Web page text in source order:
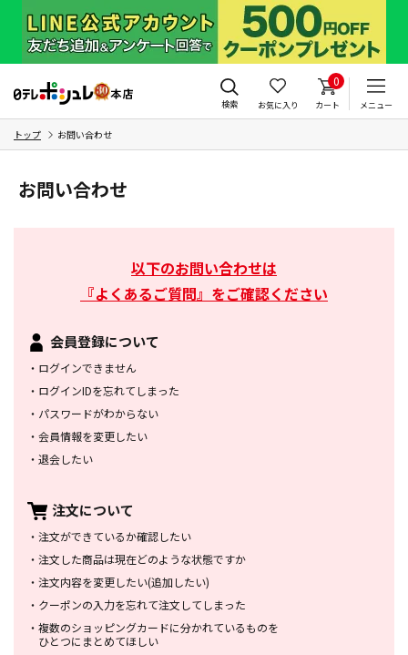
検索 お気に入り
0
カート メニュー
トップ お問い合わせ
お問い合わせ
以下のお問い合わせは
『よくあるご質問』をご確認ください
会員登録について
・ ログインできません
・ ログインIDを忘れてしまった
・ パスワードがわからない
・ 会員情報を変更したい
・ 退会したい
注文について
・ 注文ができているか確認したい
・ 注文した商品は現在どのような状態ですか
・ 注文内容を変更したい(追加したい)
・ クーポンの入力を忘れて注文してしまった
・ 複数のショッピングカードに分かれているものを
ひとつにまとめてほしい